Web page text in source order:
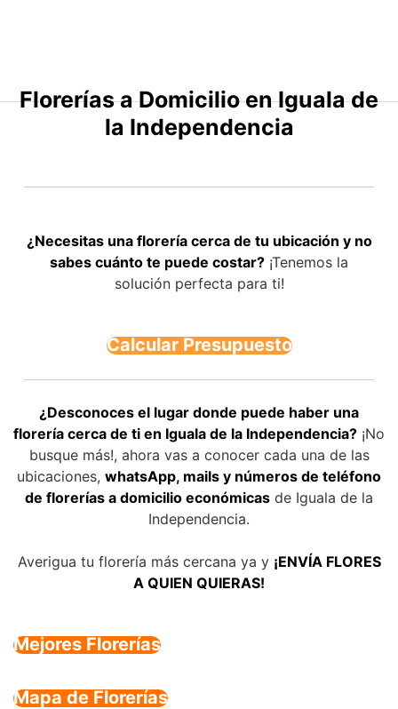
Florerías a Domicilio en Iguala de
la Independencia
¿Necesitas una florería cerca de tu ubicación y no
sabes cuánto te puede costar? ¡Tenemos la
solución perfecta para ti!
Calcular Presupuesto
¿Desconoces el lugar donde puede haber una
florería cerca de ti en Iguala de la Independencia? ¡No
busque más!, ahora vas a conocer cada una de las
ubicaciones, whatsApp, mails y números de teléfono
de florerías a domicilio económicas de Iguala de la
Independencia.
Averigua tu florería más cercana ya y ¡ENVÍA FLORES
A QUIEN QUIERAS!
Mejores Florerías
Mapa de Florerías